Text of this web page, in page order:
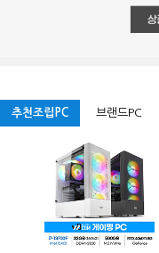
추천조립PC 브랜드PC